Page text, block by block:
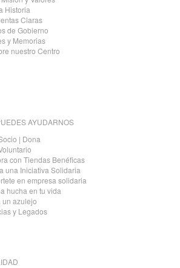
Historia
Claras
de Gobierno
y Memorias
nuestro Centro
AYUDARNOS
| Dona
con Tiendas Benéficas
una Iniciativa Solidaria
en empresa solidaria
hucha en tu vida
un azulejo
y Legados